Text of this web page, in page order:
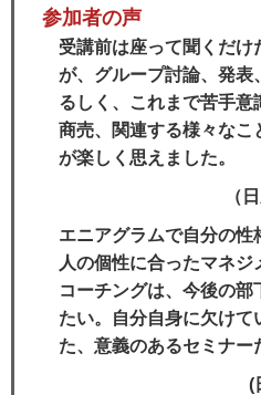
参加者の声
受講前は座って聞くだけ
が、グループ討論、発表
るしく、これまで苦手意
商売、関連する様々なこ
が楽しく思えました。
（
エニアグラムで自分の性
人の個性に合ったマネジ
コーチングは、今後の部
たい。自分自身に欠けて
た、意義のあるセミナー
(